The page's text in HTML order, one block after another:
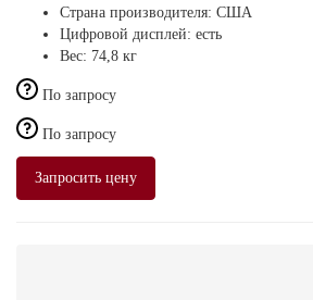
Страна производителя: США
Цифровой дисплей: есть
Вес: 74,8 кг
По запросу
По запросу
Запросить цену